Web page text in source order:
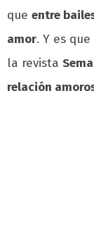
que entre
amor. Y es
la revista
relación